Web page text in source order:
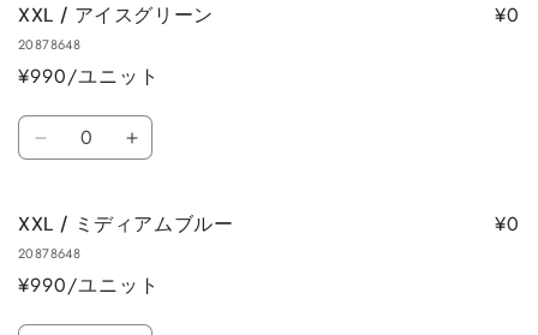
の
カ
ー
ト
XXL / アイスグリーン
20878648
¥990/ユニット
¥0
数
量
イ
ス
グ
XXL
イ
グ
XXL / ミディアムブルー
20878648
¥990/ユニット
¥0